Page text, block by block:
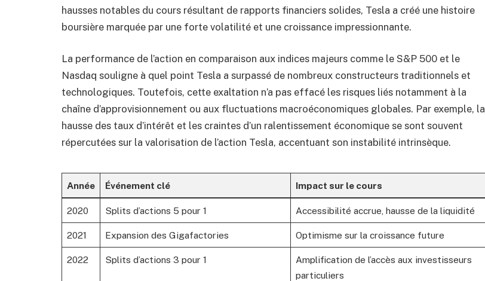
hausses notables du cours résultant de rapports financiers solides, Tesla a créé une histoire
boursière marquée par une forte volatilité et une croissance impressionnante.
La performance de l’action en comparaison aux indices majeurs comme le S&P 500 et le
Nasdaq souligne à quel point Tesla a surpassé de nombreux constructeurs traditionnels et
technologiques. Toutefois, cette exaltation n’a pas effacé les risques liés notamment à la
chaîne d’approvisionnement ou aux fluctuations macroéconomiques globales. Par exemple, la
hausse des taux d’intérêt et les craintes d’un ralentissement économique se sont souvent
répercutées sur la valorisation de l’action Tesla, accentuant son instabilité intrinsèque.
Année Événement clé Impact sur le cours
2020 Splits d’actions 5 pour 1 Accessibilité accrue, hausse de la liquidité
2021 Expansion des Gigafactories Optimisme sur la croissance future
2022 Splits d’actions 3 pour 1
Amplification de l’accès aux investisseurs
particuliers